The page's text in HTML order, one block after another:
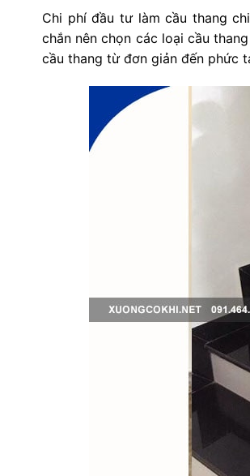
Chi phí đầu tư làm cầu thang
chắn nên chọn các loại cầu
cầu thang từ đơn giản đến phức